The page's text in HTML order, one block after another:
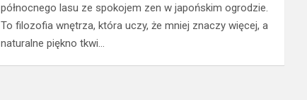
północnego lasu ze spokojem zen w japońskim ogrodzie.
To filozofia wnętrza, która uczy, że mniej znaczy więcej, a
naturalne piękno tkwi…